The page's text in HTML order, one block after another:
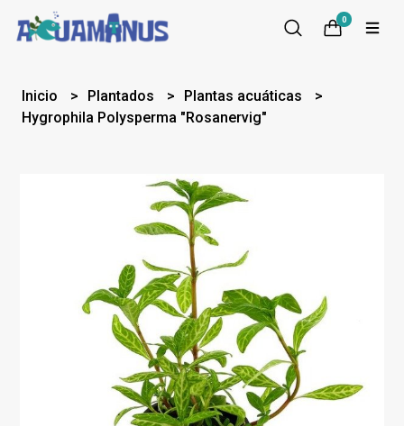
0
Inicio Plantados
Plantas acuáticas
Hygrophila Polysperma "Rosanervig"